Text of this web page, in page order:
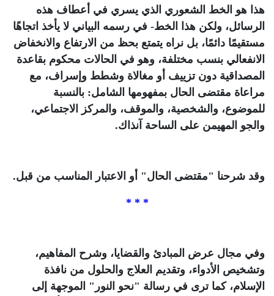
هذا هو الخط الشعوري الذي يسري في أعطاف هذه
الرسائل، ولكن هذا الخط- في رسمه البياني لا يأخذ اتجاهًا
مستقيمًا دائمًا، بل نراه يتمتع بحظ من الارتفاع والانخفاض
الانفعالي بنسب مختلفة، وهو في الحالات محكوم بقاعدة
المصداقية دون تزييف أو مغالاة وشطط وإسراف، مع
مراعاة مقتضى الحال بمفهومها الشامل: بالنسبة
للموضوع، والشخصية، والموقف، والمركز الاجتماعي،
والجو المهيمن على الساحة آنذاك.
وقد شرحنا "مقتضى الحال" أو الاعتبار المناسب من قبل.
* * *
وفي مجال عرض المبادئ والقضايا، وشرح المفاهيم،
وتشخيص الأدواء، وتقديم العلاج والحلول من نافذة
الإسلام، كما ترى في رسالة "نحو النور" الموجهة إلى